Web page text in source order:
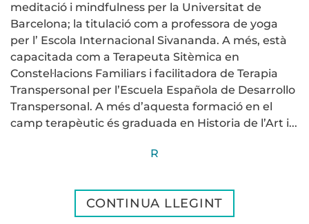
meditació i mindfulness per la Universitat de
Barcelona; la titulació com a professora de yoga
per l’ Escola Internacional Sivananda. A més, està
capacitada com a Terapeuta Sitèmica en
Constel·lacions Familiars i facilitadora de Terapia
Transpersonal per l’Escuela Española de Desarrollo
Transpersonal. A més d’aquesta formació en el
camp terapèutic és graduada en Historia de l’Art i...
R
CONTINUA LLEGINT